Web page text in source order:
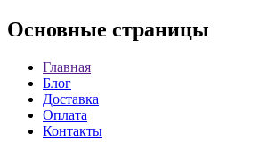
Основные страницы
Главная
Блог
Доставка
Оплата
Контакты